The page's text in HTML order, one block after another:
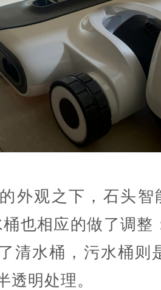
观之下，石头智
也相应的做了调整
清水桶，污水桶则
透明处理。